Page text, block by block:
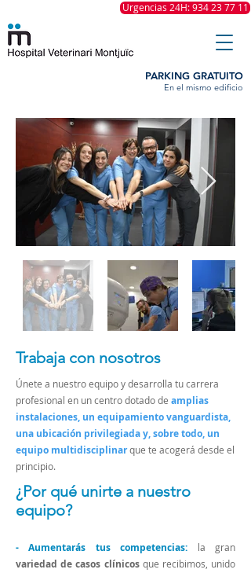
Urgencias 24H: 934 23 77 11
PARKING GRATUITO
En el mismo edificio
Trabaja con nosotros
Únete a nuestro equipo y desarrolla tu carrera
profesional en un centro dotado de amplias
instalaciones, un equipamiento vanguardista,
una ubicación privilegiada y, sobre todo, un
equipo multidisciplinarque te acogerá desde el
principio.
¿Por qué unirte a nuestro
equipo?
- Aumentarás tus competencias: la gran
variedad de casos clínicosque recibimos, unido